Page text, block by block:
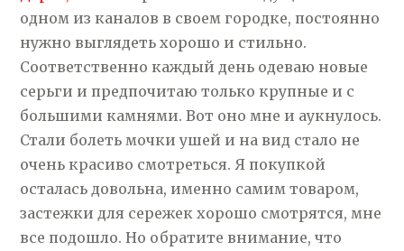
одном из каналов в своем городке, постоянно
нужно выглядеть хорошо и стильно.
Соответственно каждый день одеваю новые
серьги и предпочитаю только крупные и с
большими камнями. Вот оно мне и аукнулось.
Стали болеть мочки ушей и на вид стало не
очень красиво смотреться. Я покупкой
осталась довольна, именно самим товаром,
застежки для сережек хорошо смотрятся, мне
все подошло. Но обратите внимание, что